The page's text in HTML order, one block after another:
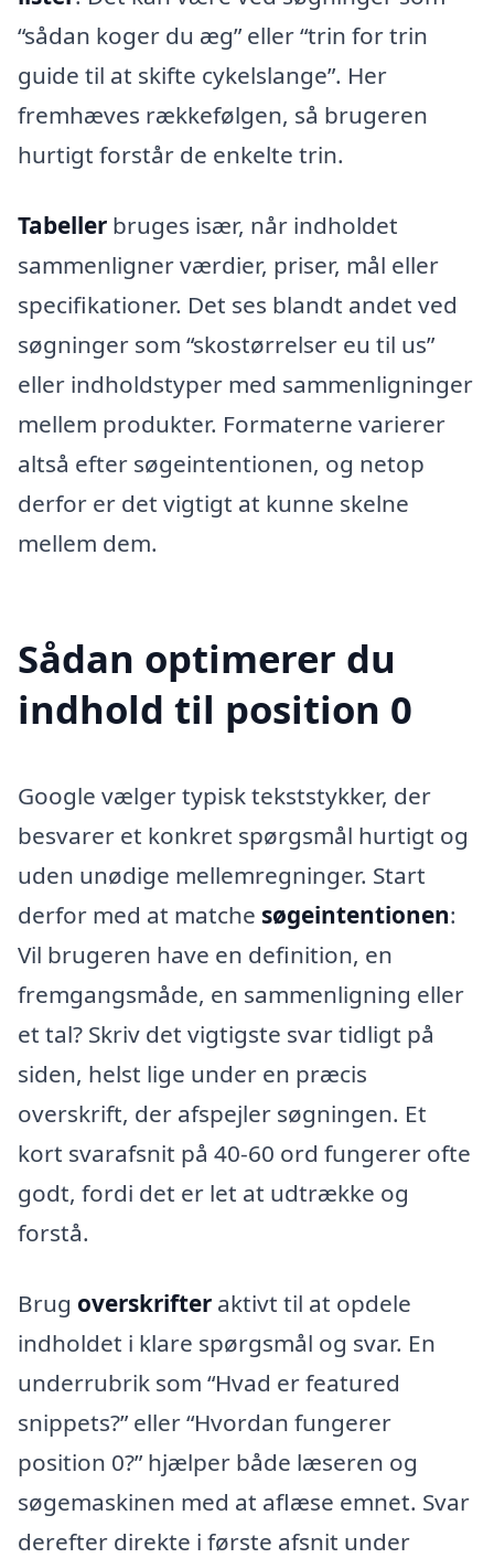
“sådan koger du æg” eller “trin for trin
guide til at skifte cykelslange”. Her
fremhæves rækkefølgen, så brugeren
hurtigt forstår de enkelte trin.
Tabeller bruges især, når indholdet
sammenligner værdier, priser, mål eller
specifikationer. Det ses blandt andet ved
søgninger som “skostørrelser eu til us”
eller indholdstyper med sammenligninger
mellem produkter. Formaterne varierer
altså efter søgeintentionen, og netop
derfor er det vigtigt at kunne skelne
mellem dem.
Sådan optimerer du
indhold til position 0
Google vælger typisk tekststykker, der
besvarer et konkret spørgsmål hurtigt og
uden unødige mellemregninger. Start
derfor med at matche søgeintentionen:
Vil brugeren have en definition, en
fremgangsmåde, en sammenligning eller
et tal? Skriv det vigtigste svar tidligt på
siden, helst lige under en præcis
overskrift, der afspejler søgningen. Et
kort svarafsnit på 40-60 ord fungerer ofte
godt, fordi det er let at udtrække og
forstå.
Brug overskrifter aktivt til at opdele
indholdet i klare spørgsmål og svar. En
underrubrik som “Hvad er featured
snippets?” eller “Hvordan fungerer
position 0?” hjælper både læseren og
søgemaskinen med at aflæse emnet. Svar
derefter direkte i første afsnit under